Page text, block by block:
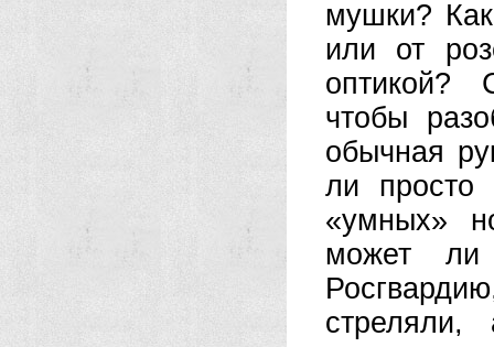
мушки?
или от
оптикой?
чтобы
обычная
ли просто
«умных»
может ли